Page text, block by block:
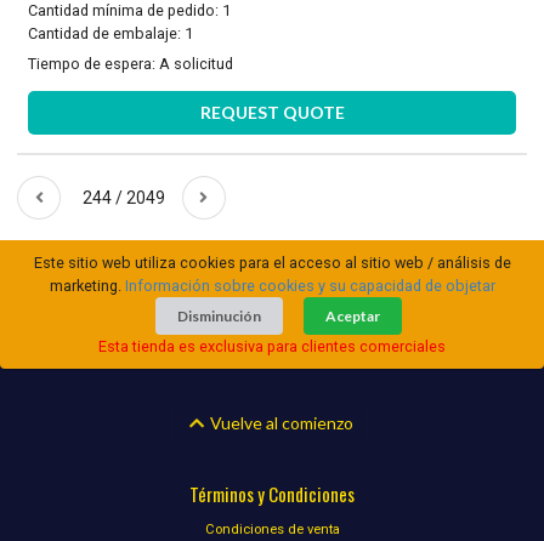
Cantidad mínima de pedido: 1
Cantidad de embalaje: 1
Tiempo de espera:A solicitud
REQUEST QUOTE
244 / 2049
Este sitio web utiliza cookies para el acceso al sitio web / análisis de
marketing. Información sobre cookies y su capacidad de objetar
Disminución
Aceptar
Esta tienda es exclusiva para clientes comerciales
Vuelve al comienzo
Términos y Condiciones
Condiciones de venta